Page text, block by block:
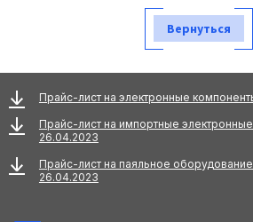
Вернуться
Прайс-лист на электронные
Прайс-лист на импортные
26.04.2023
Прайс-лист на паяльное
26.04.2023